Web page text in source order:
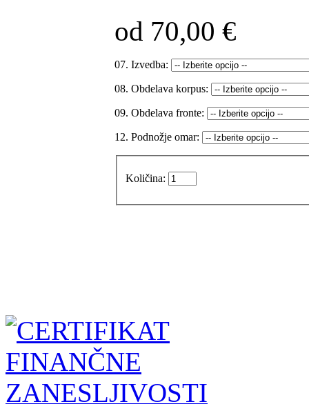
od 70,00 €
07. Izvedba:
08. Obdelava korpus:
09. Obdelava fronte:
12. Podnožje omar:
Količina: